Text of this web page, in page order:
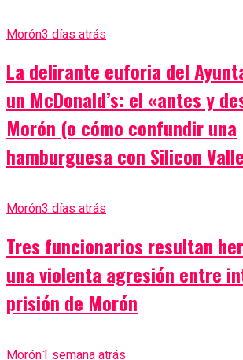
Morón3 días atrás
La delirante euforia del
un McDonald’s: el «antes y
Morón (o cómo confundir una
hamburguesa con Silicon
Morón3 días atrás
Tres funcionarios resultan
una violenta agresión entre
prisión de Morón
Morón1 semana atrás